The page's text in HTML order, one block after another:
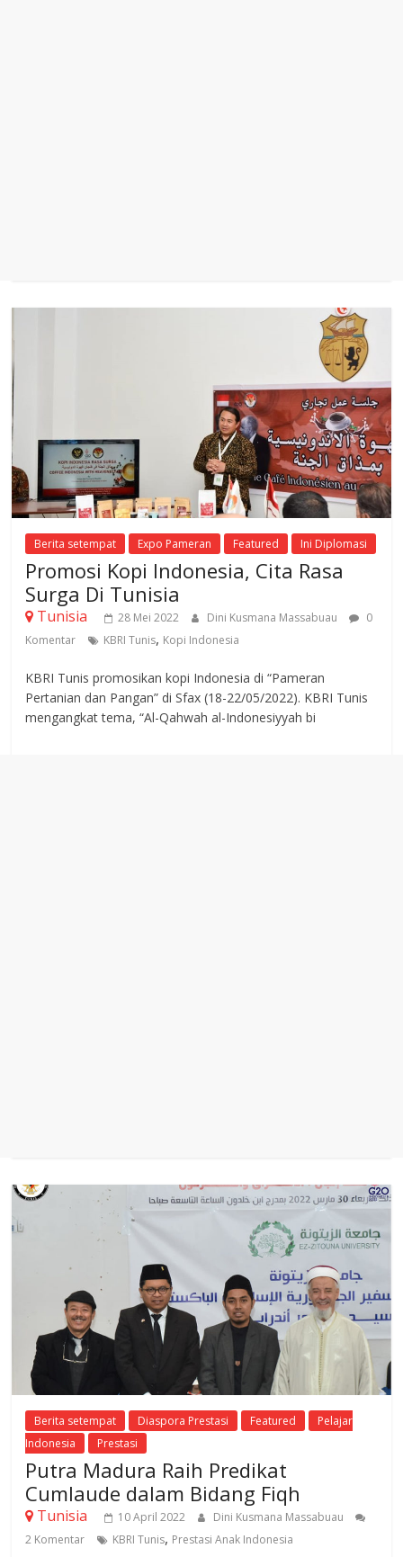
Berita setempat Expo Pameran Featured Ini Diplomasi
Promosi Kopi Indonesia, Cita Rasa
Surga Di Tunisia
Tunisia 28 Mei 2022 Dini Kusmana Massabuau
0
Komentar
KBRI Tunis, Kopi Indonesia
KBRI Tunis promosikan kopi Indonesia di “Pameran
Pertanian dan Pangan” di Sfax (18-22/05/2022). KBRI Tunis
mengangkat tema, “Al-Qahwah al-Indonesiyyah bi
Berita setempat Diaspora Prestasi Featured
Pelajar
Indonesia
Prestasi
Putra Madura Raih Predikat
Cumlaude dalam Bidang Fiqh
Tunisia 10 April 2022
Dini Kusmana Massabuau
2 Komentar
KBRI Tunis, Prestasi Anak Indonesia